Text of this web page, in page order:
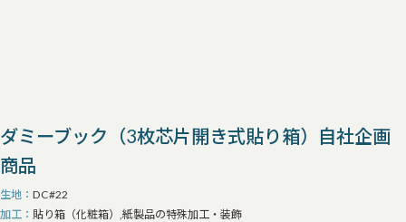
ダミーブック（3枚芯片開き式貼り箱）自社企画
商品
生地
DC#22
加工
貼り箱（化粧箱）,紙製品の特殊加工・装飾